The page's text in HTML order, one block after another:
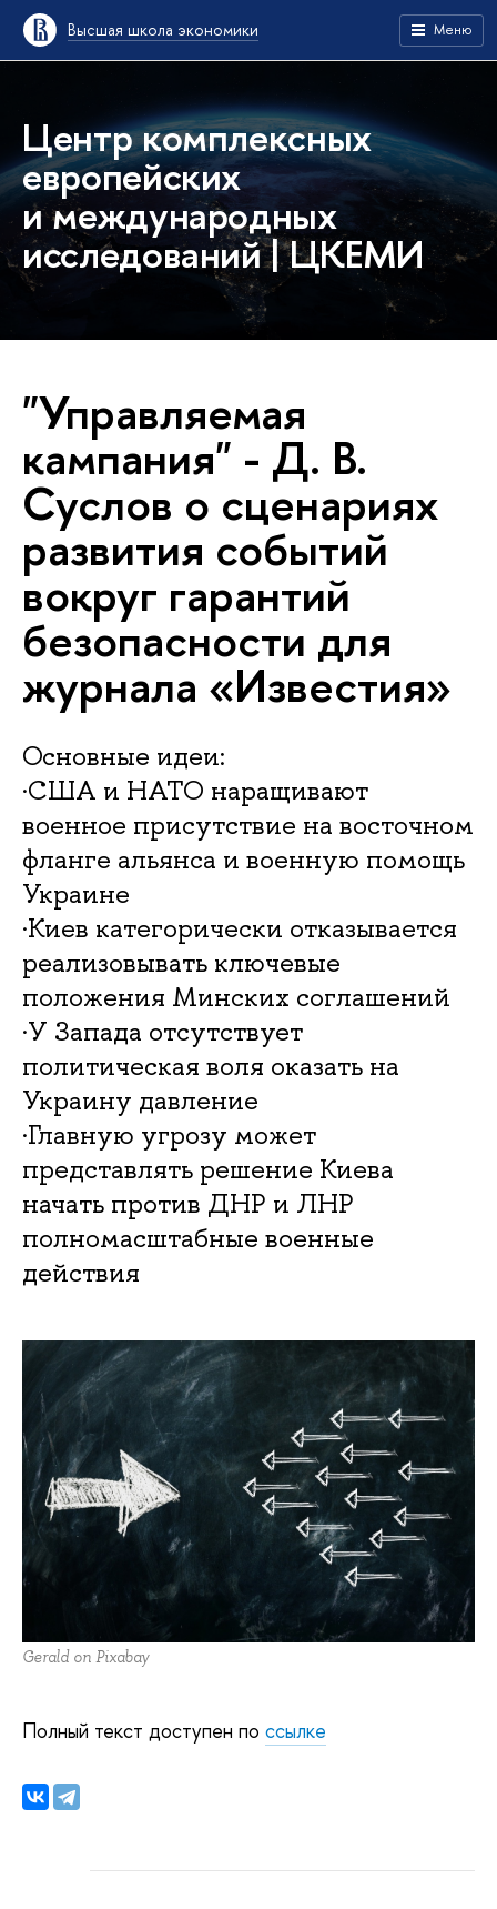
Высшая школа экономики Меню
Центр комплексных
европейских
и международных
исследований | ЦКЕМИ
"Управляемая
кампания" - Д. В.
Суслов о сценариях
развития событий
вокруг гарантий
безопасности для
журнала «Известия»
Основные идеи:
·США и НАТО наращивают
военное присутствие на восточном
фланге альянса и военную помощь
Украине
·Киев категорически отказывается
реализовывать ключевые
положения Минских соглашений
·У Запада отсутствует
политическая воля оказать на
Украину давление
·Главную угрозу может
представлять решение Киева
начать против ДНР и ЛНР
полномасштабные военные
действия
Gerald on Pixabay
Полный текст доступен по ссылке